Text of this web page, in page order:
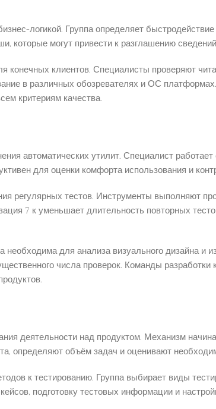
логикой. Группа определяет
могут привести к разглашению
конечных клиентов. Специалисты проверяют
в различных обозревателях и ОС
критериям качества.
автоматических утилит. Специалист
для оценки комфорта использования и
регулярных тестов. Инструменты выполняют
7 к уменьшает длительность повторных
для анализа визуального дизайна и
числа проверок. Команды
деятельности над продуктом. Механизм
определяют объём задач и оценивают
к тестированию. Группа выбирает виды
подготовку тестовых информации и